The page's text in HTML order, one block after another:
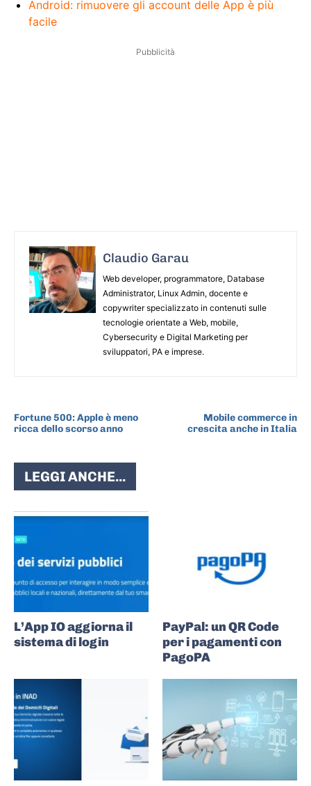
Android: rimuovere gli account delle App è più
facile
Pubblicità
Claudio Garau
Web developer, programmatore, Database
Administrator, Linux Admin, docente e
copywriter specializzato in contenuti sulle
tecnologie orientate a Web, mobile,
Cybersecurity e Digital Marketing per
sviluppatori, PA e imprese.
Fortune 500: Apple è meno
ricca dello scorso anno
Mobile commerce in
crescita anche in Italia
LEGGI ANCHE...
L’App IO aggiorna il
sistema di login
PayPal: un QR Code
per i pagamenti con
PagoPA